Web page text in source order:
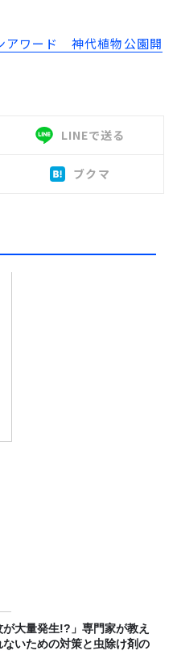
ワード 神代植物公園開
LINEで送る
ブクマ
が大量発生!?」専門家が教え
ないための対策と虫除け剤の